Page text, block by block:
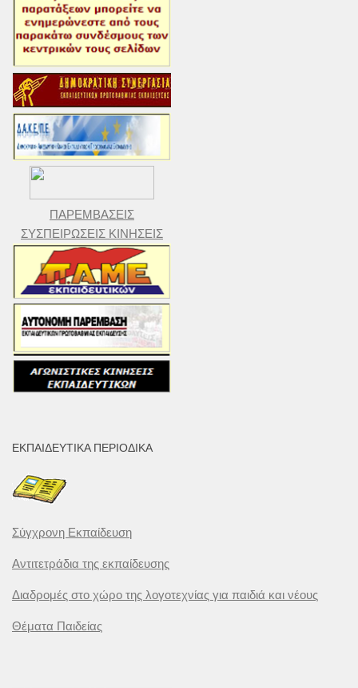
ΠΑΡΕΜΒΑΣΕΙΣ
ΣΥΣΠΕΙΡΩΣΕΙΣ ΚΙΝΗΣΕΙΣ
ΕΚΠΑΙΔΕΥΤΙΚΆ ΠΕΡΙΟΔΙΚΆ
Σύγχρονη Εκπαίδευση
Αντιτετράδια της εκπαίδευσης
Διαδρομές στο χώρο της λογοτεχνίας για παιδιά και νέους
Θέματα Παιδείας